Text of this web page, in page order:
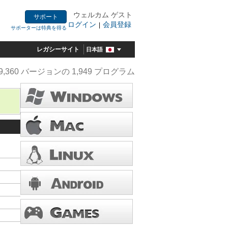
サポート
サポーターは特典を得る
ウェルカム ゲスト
ログイン | 会員登録
レガシーサイト 日本語
バージョンの 1,949 プログラム